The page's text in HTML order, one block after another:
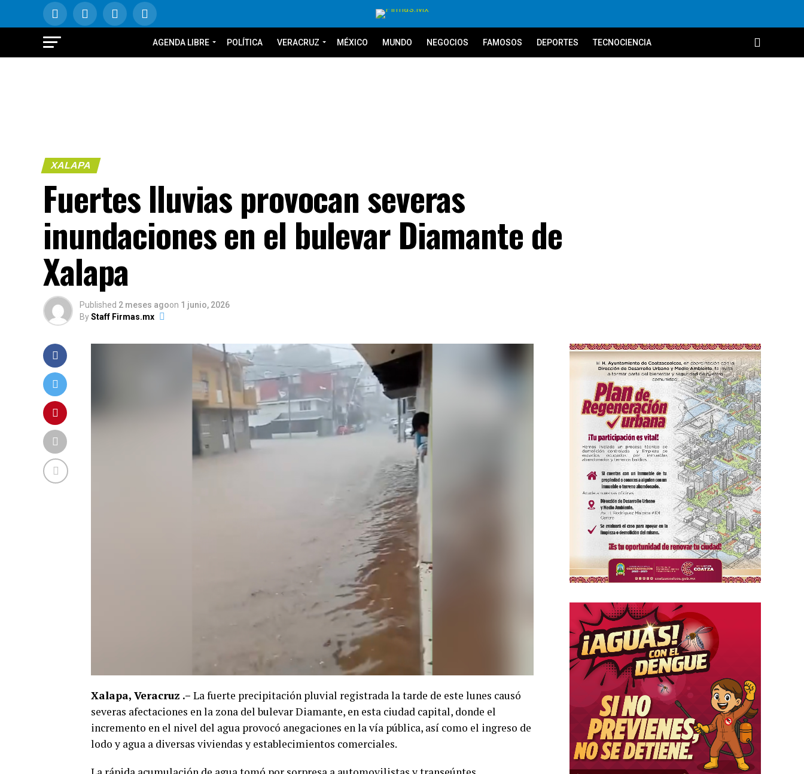
AGENDA LIBRE POLÍTICA VERACRUZ MÉXICO MUNDO NEGOCIOS FAMOSOS DEPORTES TECNOCIENCIA
XALAPA
Fuertes lluvias provocan severas
inundaciones en el bulevar Diamante de
Xalapa
Published 2 meses agoon 1 junio, 2026
ByStaff Firmas.mx
Xalapa, Veracruz .– La fuerte precipitación pluvial registrada la tarde de este lunes causó
severas afectaciones en la zona del bulevar Diamante, en esta ciudad capital, donde el
incremento en el nivel del agua provocó anegaciones en la vía pública, así como el ingreso de
lodo y agua a diversas viviendas y establecimientos comerciales.